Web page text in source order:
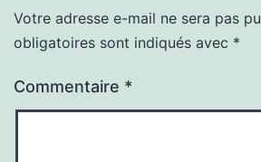
Votre adresse e-mail ne sera pas
obligatoires sont indiqués avec *
Commentaire *